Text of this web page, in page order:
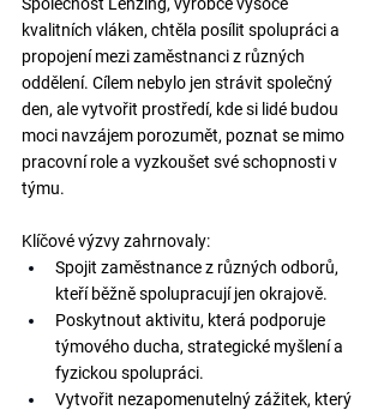
kvalitních vláken, chtěla posílit spolupráci a
propojení mezi zaměstnanci z různých
oddělení. Cílem nebylo jen strávit společný
den, ale vytvořit prostředí, kde si lidé budou
moci navzájem porozumět, poznat se mimo
pracovní role a vyzkoušet své schopnosti v
týmu.
Klíčové výzvy zahrnovaly:
Spojit zaměstnance z různých odborů,
kteří běžně spolupracují jen okrajově.
Poskytnout aktivitu, která podporuje
týmového ducha, strategické myšlení a
fyzickou spolupráci.
Vytvořit nezapomenutelný zážitek, který